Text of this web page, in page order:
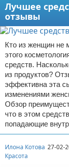
Лучшее
отзывы
Кто из женщин не
этого
средств.
из продуктов?
эффективна эта
изменениями
Обзор
что в этом
попадающие
Илона Котова 27-02-
Красота